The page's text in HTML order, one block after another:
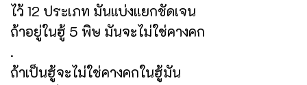
ไว้ 12 ประเภท มันแบ่งแยกชัดเจน
ถ้าอยู่ในฮู้ 5 พิษ มันจะไม่ใช่คางคก
.
ถ้าเป็นฮู้จะไม่ใช่คางคกในฮู้มัน